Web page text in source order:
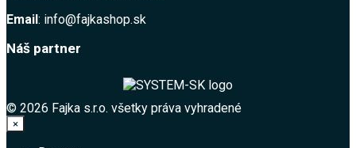
Email: info@fajkashop.sk
Náš partner
© 2026 Fajka s.r.o. všetky práva vyhradené
×